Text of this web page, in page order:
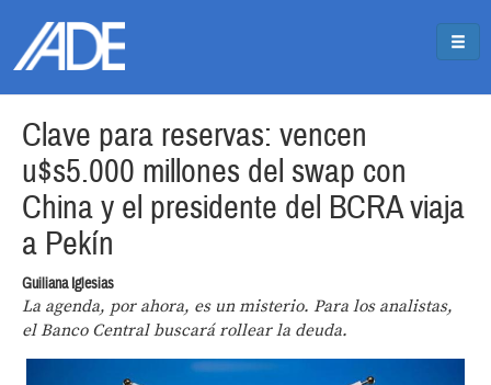
Clave para reservas: vencen
u$s5.000 millones del swap con
China y el presidente del BCRA viaja
a Pekín
Guiliana Iglesias
La agenda, por ahora, es un misterio. Para los analistas,
el Banco Central buscará rollear la deuda.